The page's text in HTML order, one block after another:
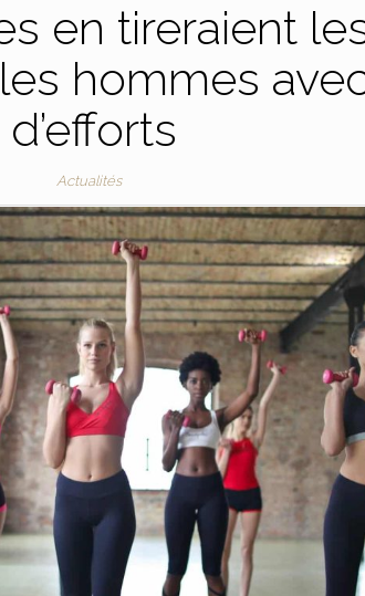
en tireraient
hommes
d’efforts
Actualités